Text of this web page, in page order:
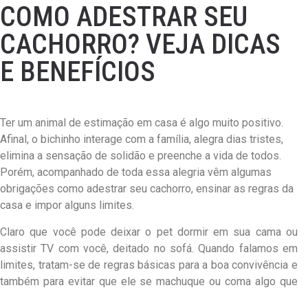
COMO ADESTRAR SEU
CACHORRO? VEJA DICAS
E BENEFÍCIOS
Ter um animal de estimação em casa é algo muito positivo.
Afinal, o bichinho interage com a família, alegra dias tristes,
elimina a sensação de solidão e preenche a vida de todos.
Porém, acompanhado de toda essa alegria vêm algumas
obrigações como adestrar seu cachorro, ensinar as regras da
casa e impor alguns limites.
Claro que você pode deixar o pet dormir em sua cama ou
assistir TV com você, deitado no sofá. Quando falamos em
limites, tratam-se de regras básicas para a boa convivência e
também para evitar que ele se machuque ou coma algo que